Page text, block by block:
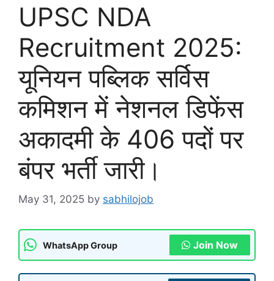
UPSC NDA
Recruitment 2025:
यूनियन पब्लिक सर्विस
कमिशन में नेशनल डिफेंस
अकादमी के 406 पदों पर
बंपर भर्ती जारी।
May 31, 2025 by sabhilojob
WhatsApp Group Join Now